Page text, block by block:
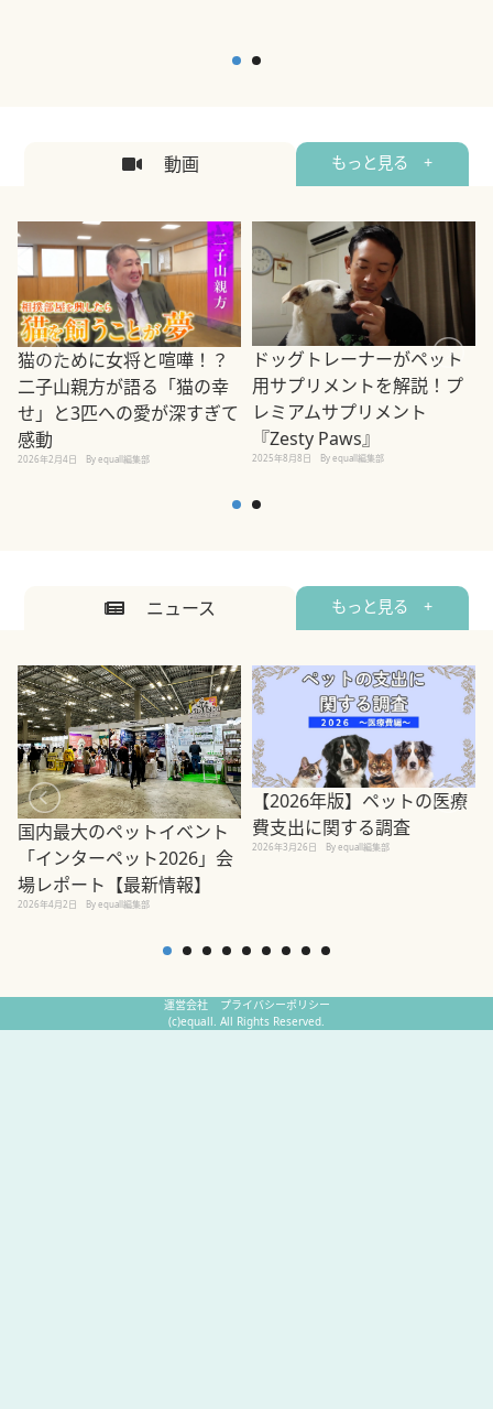
動画 もっと見る +
猫のために女将と喧嘩！？
二子山親方が語る「猫の幸
せ」と3匹への愛が深すぎて
感動
2026年2月4日 By equall編集部
ドッグトレーナーがペット
用サプリメントを解説！プ
レミアムサプリメント
『Zesty Paws』
2025年8月8日 By equall編集部
ニュース もっと見る +
国内最大のペットイベント
「インターペット2026」会
場レポート【最新情報】
2026年4月2日 By equall編集部
【2026年版】ペットの医療
費支出に関する調査
2026年3月26日 By equall編集部
運営会社
プライバシーポリシー
(c)equall. All Rights Reserved.